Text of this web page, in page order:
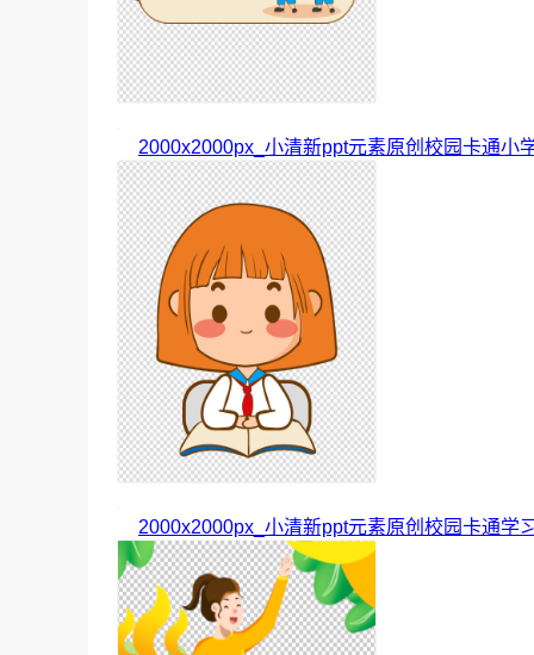
2000x2000px_小清新ppt元素原创校园卡通小
2000x2000px_小清新ppt元素原创校园卡通学